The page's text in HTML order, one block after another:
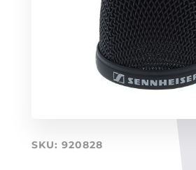
SKU: 920828